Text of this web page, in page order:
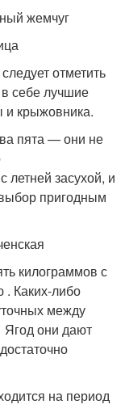
жемчуг
отметить
себе лучшие
и крыжовника.
пята — они не
летней засухой, и
пригодным
килограммов с
. Каких-либо
между
они дают
на период